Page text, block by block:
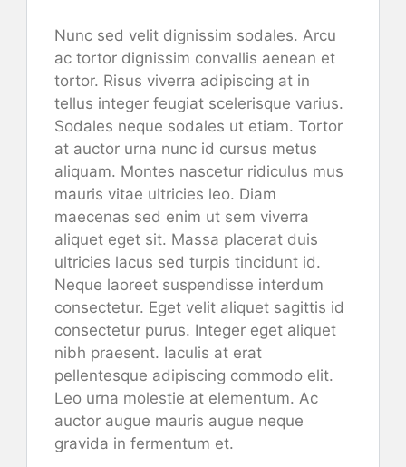
Nunc sed velit dignissim sodales. Arcu
ac tortor dignissim convallis aenean et
tortor. Risus viverra adipiscing at in
tellus integer feugiat scelerisque varius.
Sodales neque sodales ut etiam. Tortor
at auctor urna nunc id cursus metus
aliquam. Montes nascetur ridiculus mus
mauris vitae ultricies leo. Diam
maecenas sed enim ut sem viverra
aliquet eget sit. Massa placerat duis
ultricies lacus sed turpis tincidunt id.
Neque laoreet suspendisse interdum
consectetur. Eget velit aliquet sagittis id
consectetur purus. Integer eget aliquet
nibh praesent. Iaculis at erat
pellentesque adipiscing commodo elit.
Leo urna molestie at elementum. Ac
auctor augue mauris augue neque
gravida in fermentum et.